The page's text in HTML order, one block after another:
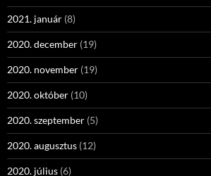
2021. január (8)
2020. december (19)
2020. november (19)
2020. október (10)
2020. szeptember (5)
2020. augusztus (12)
2020. július (6)